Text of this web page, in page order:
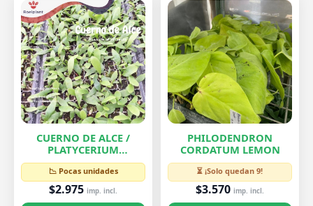
CUERNO DE ALCE /
PLATYCERIUM
BIFURCATUM
📉 Pocas unidades
$2.975 imp. incl.
PHILODENDRON
CORDATUM LEMON
⏳ ¡Solo quedan 9!
$3.570 imp. incl.